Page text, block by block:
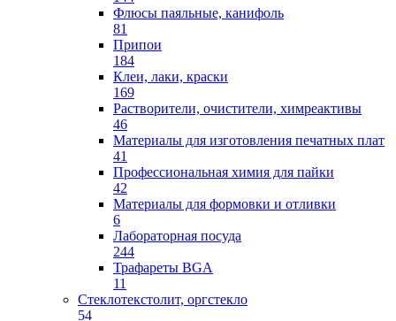
Флюсы паяльные, канифоль
81
Припои
184
Клеи, лаки, краски
169
Растворители, очистители, химреактивы
46
Материалы для изготовления печатных плат
41
Профессиональная химия для пайки
42
Материалы для формовки и отливки
6
Лабораторная посуда
244
Трафареты BGA
11
Стеклотекстолит, оргстекло
54